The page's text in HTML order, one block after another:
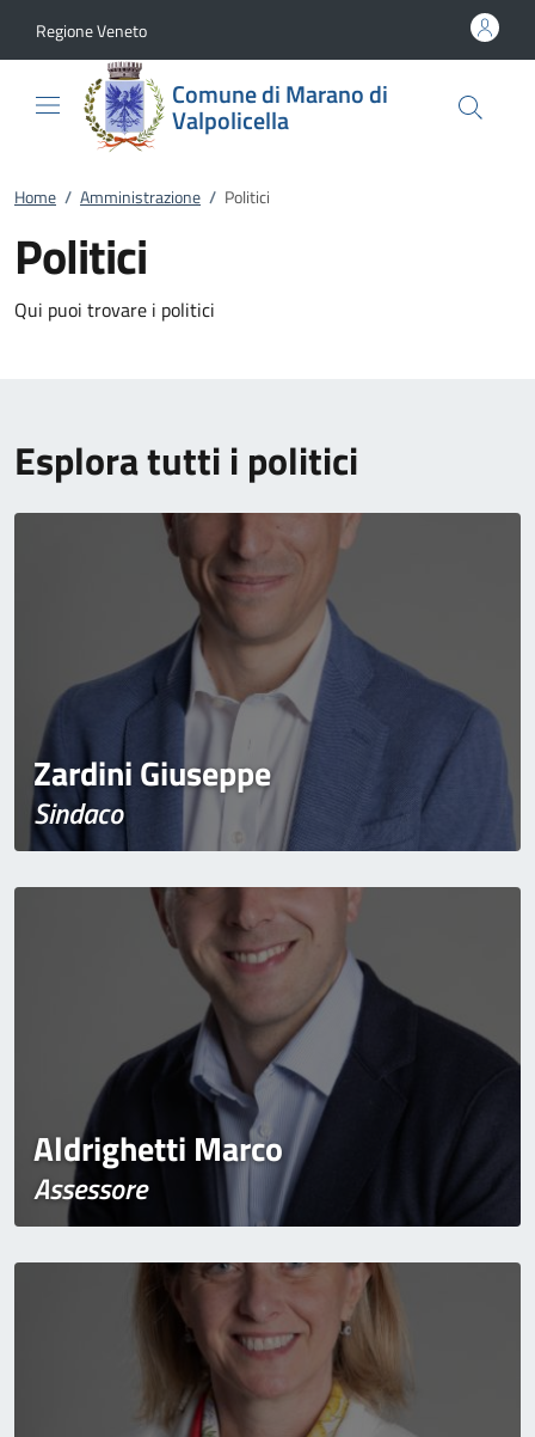
Regione Veneto
Comune di Marano di
Valpolicella
Home / Amministrazione / Politici
Politici
Qui puoi trovare i politici
Esplora tutti i politici
Zardini Giuseppe
Sindaco
Aldrighetti Marco
Assessore